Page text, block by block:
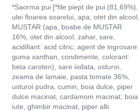
*Saorma pui [*file piept de pui (81,69%),
ulei floarea soarelui, apa, otet din alcool,
MUSTAR (apa, boabe de MUSTAR
16%, otet din alcool, zahar, sare,
acidifiant: acid citric; agent de ingrosare:
guma xanthan, condimente, colorant:
beta caroten), sare iodata, usturoi,
zeama de lamaie, pasta tomate 36%,
usturoi pudra, cumin, boia dulce, piper
dulce macinat, cardamom macinat, boia
iute, ghimbir macinat, piper alb